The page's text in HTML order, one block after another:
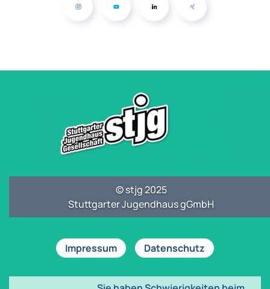
© stjg 2025
Stuttgarter Jugendhaus gGmbH
Impressum Datenschutz